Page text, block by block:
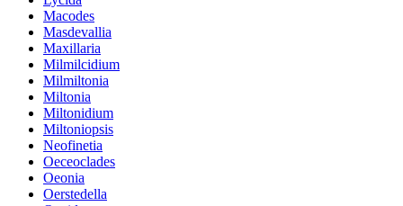
Macodes
Masdevallia
Maxillaria
Milmilcidium
Milmiltonia
Miltonia
Miltonidium
Miltoniopsis
Neofinetia
Oeceoclades
Oeonia
Oerstedella